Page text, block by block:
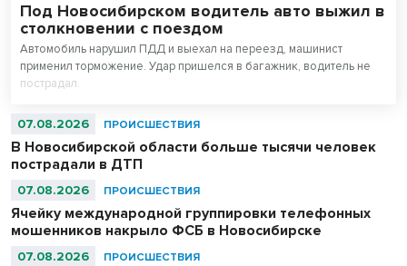
Под Новосибирском водитель авто выжил в
столкновении с поездом
Автомобиль нарушил ПДД и выехал на переезд, машинист
применил торможение. Удар пришелся в багажник, водитель не
пострадал.
07.08.2026 ПРОИСШЕСТВИЯ
В Новосибирской области больше тысячи человек
пострадали в ДТП
07.08.2026 ПРОИСШЕСТВИЯ
Ячейку международной группировки телефонных
мошенников накрыло ФСБ в Новосибирске
07.08.2026 ПРОИСШЕСТВИЯ